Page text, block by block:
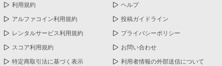
利用規約 ヘルプ
アルファコイン利用規約 投稿ガイドライン
レンタルサービス利用規約 プライバシーポリシー
スコア利用規約 お問い合わせ
特定商取引法に基づく表示 利用者情報の外部送信について